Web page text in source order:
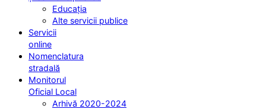
Educația
Alte servicii publice
Servicii
online
Nomenclatura
stradală
Monitorul
Oficial Local
Arhivă 2020-2024